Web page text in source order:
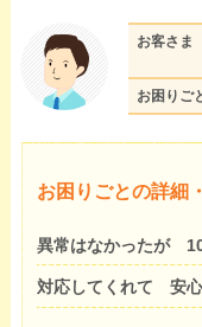
お客さま
お困りご
お困りごとの詳細
異常はなかったが
対応してくれて 安